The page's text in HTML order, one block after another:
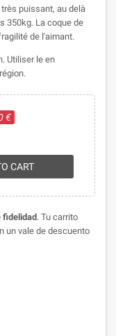
puissant, au delà
350kg. La coque de
de l'aimant.
Utiliser le en
€
CART
fidelidad. Tu carrito
un vale de descuento